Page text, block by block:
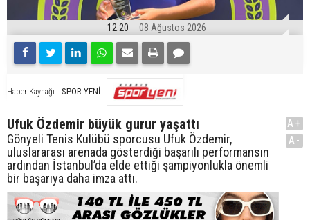
12:20 08 Ağustos 2026
Haber Kaynağı SPOR YENİ
Ufuk Özdemir büyük gurur yaşattı
Gönyeli Tenis Kulübü sporcusu Ufuk Özdemir,
uluslararası arenada gösterdiği başarılı performansın
ardından İstanbul’da elde ettiği şampiyonlukla önemli
bir başarıya daha imza attı.
A+
A-